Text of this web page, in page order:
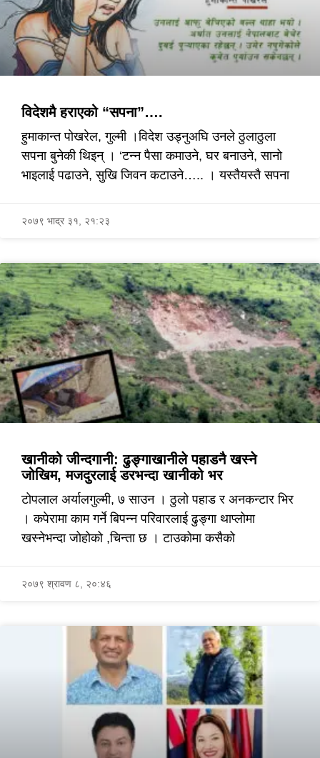
विदेशमै हराएको “सपना”….
हुमाकान्त पोखरेल, गुल्मी ।विदेश उड्नुअघि उनले ठुलाठुला
सपना बुनेकी थिइन् । ‘टन्न पैसा कमाउने, घर बनाउने, सानो
भाइलाई पढाउने, सुखि जिवन कटाउने….. । यस्तैयस्तै सपना
२०७९ भाद्र ३१, २१:२३
खानीको जीन्दगानी: ढुङ्गाखानीले पहाडनै खस्ने
जोखिम, मजदुरलाई डरभन्दा खानीको भर
टोपलाल अर्यालगुल्मी, ७ साउन । ठुलो पहाड र अनकन्टार भिर
। कपेरामा काम गर्ने बिपन्न परिवारलाई ढुङ्गा थाप्लोमा
खस्नेभन्दा जोहोको ,चिन्ता छ । टाउकोमा कसैको
२०७९ श्रावण ८, २०:४६